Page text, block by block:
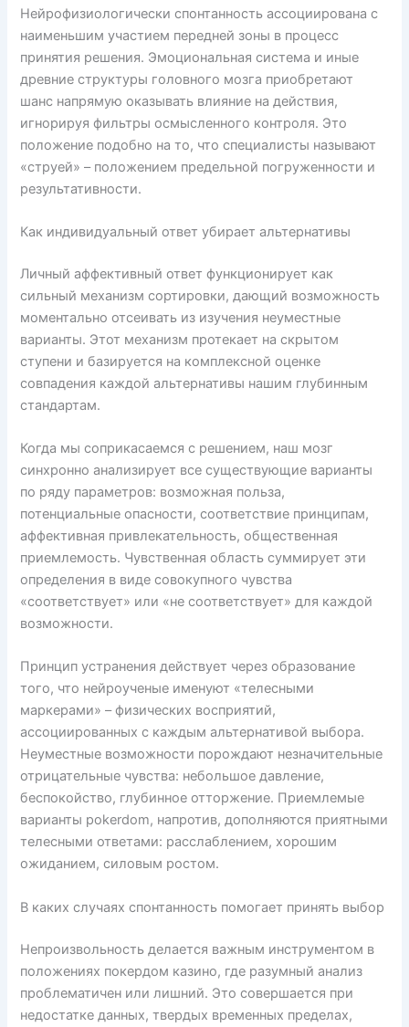
Нейрофизиологически спонтанность ассоциирована с
наименьшим участием передней зоны в процесс
принятия решения. Эмоциональная система и иные
древние структуры головного мозга приобретают
шанс напрямую оказывать влияние на действия,
игнорируя фильтры осмысленного контроля. Это
положение подобно на то, что специалисты называют
«струей» – положением предельной погруженности и
результативности.
Как индивидуальный ответ убирает альтернативы
Личный аффективный ответ функционирует как
сильный механизм сортировки, дающий возможность
моментально отсеивать из изучения неуместные
варианты. Этот механизм протекает на скрытом
ступени и базируется на комплексной оценке
совпадения каждой альтернативы нашим глубинным
стандартам.
Когда мы соприкасаемся с решением, наш мозг
синхронно анализирует все существующие варианты
по ряду параметров: возможная польза,
потенциальные опасности, соответствие принципам,
аффективная привлекательность, общественная
приемлемость. Чувственная область суммирует эти
определения в виде совокупного чувства
«соответствует» или «не соответствует» для каждой
возможности.
Принцип устранения действует через образование
того, что нейроученые именуют «телесными
маркерами» – физических восприятий,
ассоциированных с каждым альтернативой выбора.
Неуместные возможности порождают незначительные
отрицательные чувства: небольшое давление,
беспокойство, глубинное отторжение. Приемлемые
варианты pokerdom, напротив, дополняются приятными
телесными ответами: расслаблением, хорошим
ожиданием, силовым ростом.
В каких случаях спонтанность помогает принять выбор
Непроизвольность делается важным инструментом в
положениях покердом казино, где разумный анализ
проблематичен или лишний. Это совершается при
недостатке данных, твердых временных пределах,